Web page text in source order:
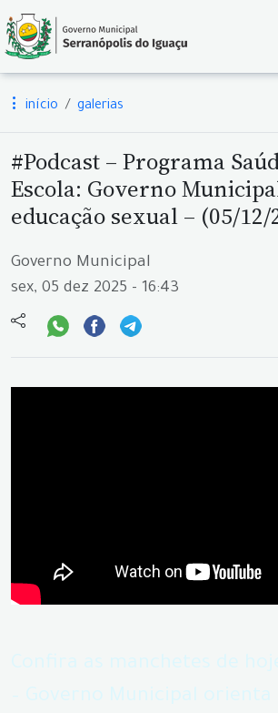
início galerias
#Podcast – Programa
Escola: Governo
educação sexual – (05/12/
Governo Municipal
sex, 05 dez 2025 - 16:43